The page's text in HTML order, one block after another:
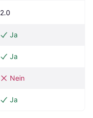
2.0
Ja
Ja
Nein
Ja